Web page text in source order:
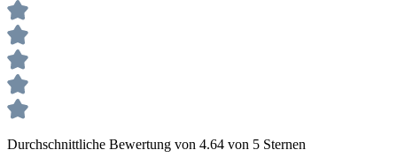
Durchschnittliche Bewertung von 4.64 von 5 Sternen